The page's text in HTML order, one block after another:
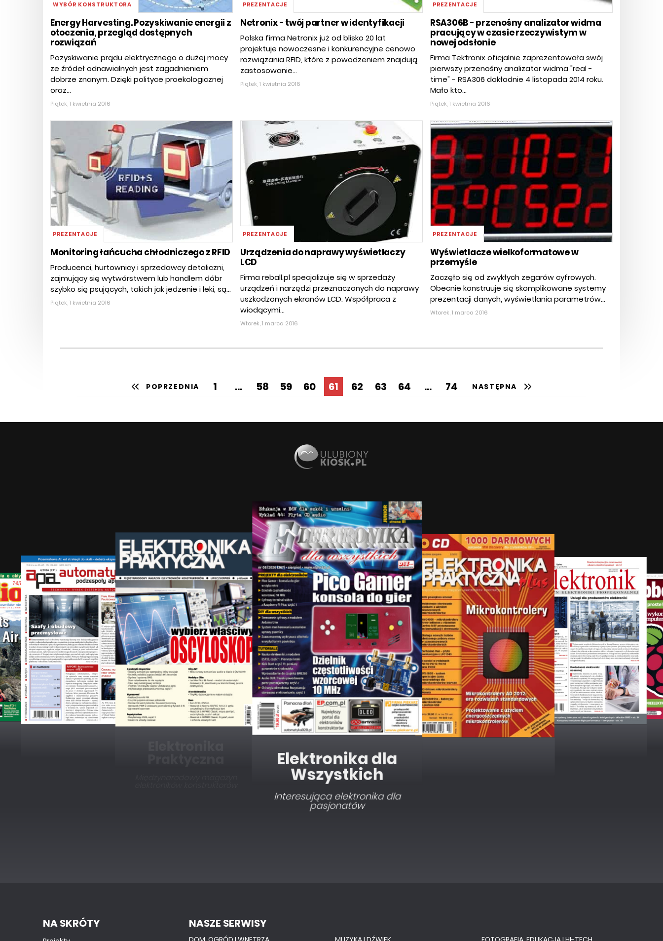
WYBÓR KONSTRUKTORA
Energy Harvesting. Pozyskiwanie energii z
otoczenia, przegląd dostępnych
rozwiązań
Pozyskiwanie prądu elektrycznego o dużej mocy
ze źródeł odnawialnych jest zagadnieniem
dobrze znanym. Dzięki polityce proekologicznej
oraz...
Piątek, 1 kwietnia 2016
PREZENTACJE
Netronix - twój partner w identyfikacji
Polska firma Netronix już od blisko 20 lat
projektuje nowoczesne i konkurencyjne cenowo
rozwiązania RFID, które z powodzeniem znajdują
zastosowanie...
Piątek, 1 kwietnia 2016
PREZENTACJE
RSA306B - przenośny analizator widma
pracujący w czasie rzeczywistym w
nowej odsłonie
Firma Tektronix oficjalnie zaprezentowała swój
pierwszy przenośny analizator widma "real -
time" - RSA306 dokładnie 4 listopada 2014 roku.
Mało kto...
Piątek, 1 kwietnia 2016
PREZENTACJE
Monitoring łańcucha chłodniczego z RFID
Producenci, hurtownicy i sprzedawcy detaliczni,
zajmujący się wytwórstwem lub handlem dóbr
szybko się psujących, takich jak jedzenie i leki, są...
Piątek, 1 kwietnia 2016
PREZENTACJE
Urządzenia do naprawy wyświetlaczy
LCD
Firma reball.pl specjalizuje się w sprzedaży
urządzeń i narzędzi przeznaczonych do naprawy
uszkodzonych ekranów LCD. Współpraca z
wiodącymi...
Wtorek, 1 marca 2016
PREZENTACJE
Wyświetlacze wielkoformatowe w
przemyśle
Zaczęło się od zwykłych zegarów cyfrowych.
Obecnie konstruuje się skomplikowane systemy
prezentacji danych, wyświetlania parametrów...
Wtorek, 1 marca 2016
POPRZEDNIA 1 ... 58 59 60 61 62 63 64 ... 74 NASTĘPNA
Elektronika dla
Wszystkich
Interesująca elektronika dla
pasjonatów
NA SKRÓTY NASZE SERWISY